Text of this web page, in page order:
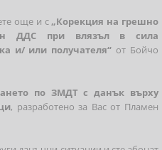
още и с „Корекция на грешно
ДДС при влязъл в сила
и/ или получателя“ от Бойчо
по ЗМДТ с данък върху
, разработено за Вас от Пламен